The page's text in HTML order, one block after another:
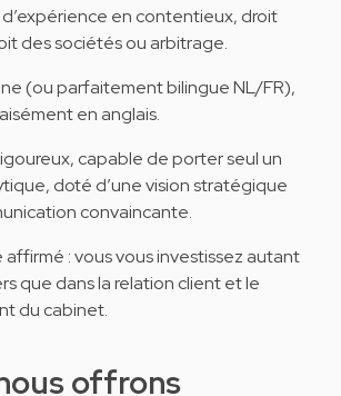
d’expérience en contentieux, droit
des sociétés ou arbitrage.
(ou parfaitement bilingue NL/FR),
en anglais.
capable de porter seul un
doté d’une vision stratégique
convaincante.
affirmé : vous vous investissez autant
que dans la relation client et le
du cabinet.
offrons